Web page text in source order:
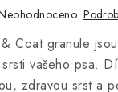
Coat granule
vašeho psa.
zdravou srst a